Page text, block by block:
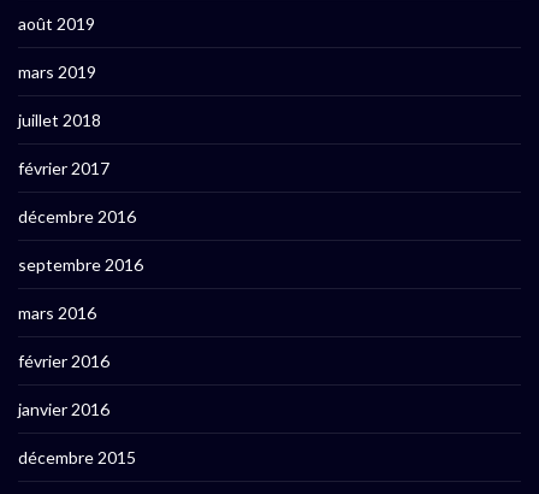
août 2019
mars 2019
juillet 2018
février 2017
décembre 2016
septembre 2016
mars 2016
février 2016
janvier 2016
décembre 2015